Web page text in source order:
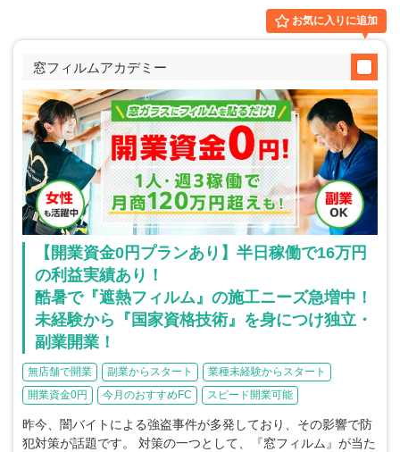
お気に入りに追加
窓フィルムアカデミー
【開業資金0円プランあり】半日稼働で16万円
の利益実績あり！
酷暑で『遮熱フィルム』の施工ニーズ急増中！
未経験から『国家資格技術』を身につけ独立・
副業開業！
無店舗で開業 副業からスタート
業種未経験からスタート
開業資金0円
今月のおすすめFC スピード開業可能
昨今、闇バイトによる強盗事件が多発しており、その影響で防
犯対策が話題です。 対策の一つとして、『窓フィルム』が当た